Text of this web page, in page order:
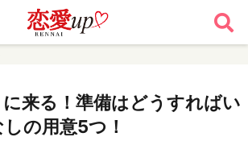
来る！準備はどうすればい
の用意5つ！